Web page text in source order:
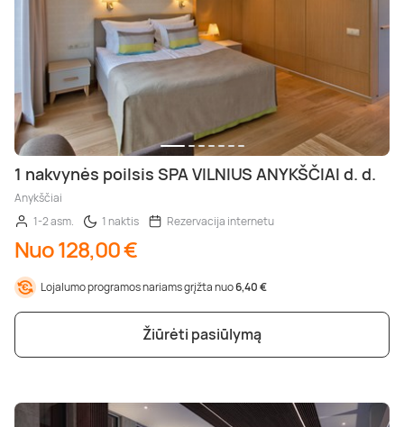
1 nakvynės poilsis SPA VILNIUS ANYKŠČIAI d. d.
Anykščiai
1-2 asm.
1 naktis Rezervacija internetu
Nuo 128,00 €
Lojalumo programos nariams grįžta nuo6,40 €
Žiūrėti pasiūlymą